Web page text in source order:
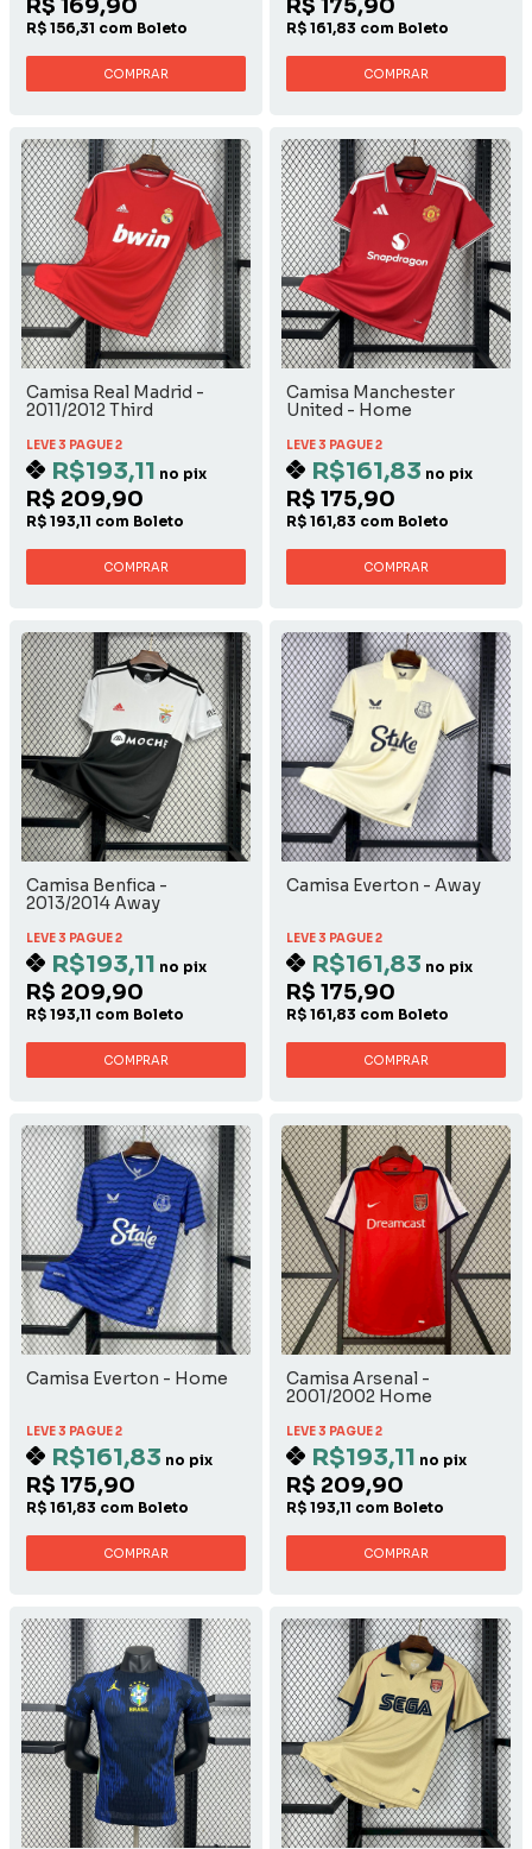
R$ 169,90
R$ 156,31 com Boleto
COMPRAR
R$ 175,90
R$ 161,83 com Boleto
COMPRAR
Camisa Real Madrid -
2011/2012 Third
LEVE 3 PAGUE 2
R$193,11 no pix
R$ 209,90
R$ 193,11 com Boleto
COMPRAR
Camisa Manchester
United - Home
LEVE 3 PAGUE 2
R$161,83 no pix
R$ 175,90
R$ 161,83 com Boleto
COMPRAR
Camisa Benfica -
2013/2014 Away
LEVE 3 PAGUE 2
R$193,11 no pix
R$ 209,90
R$ 193,11 com Boleto
COMPRAR
Camisa Everton - Away
LEVE 3 PAGUE 2
R$161,83 no pix
R$ 175,90
R$ 161,83 com Boleto
COMPRAR
Camisa Everton - Home
LEVE 3 PAGUE 2
R$161,83 no pix
R$ 175,90
R$ 161,83 com Boleto
COMPRAR
Camisa Arsenal -
2001/2002 Home
LEVE 3 PAGUE 2
R$193,11 no pix
R$ 209,90
R$ 193,11 com Boleto
COMPRAR